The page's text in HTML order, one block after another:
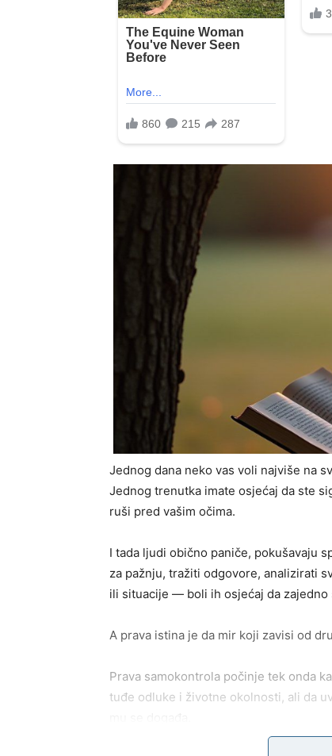
Jednog dana neko vas voli najviše na
Jednog trenutka imate osjećaj da ste
ruši pred vašim očima.
I tada ljudi obično paniče, pokušavaju
za pažnju, tražiti odgovore, analizirati
ili situacije — boli ih osjećaj da
A prava istina je da mir koji zavisi od
Prava samokontrola počinje tek onda
tuđe odluke i životne okolnosti, ali da